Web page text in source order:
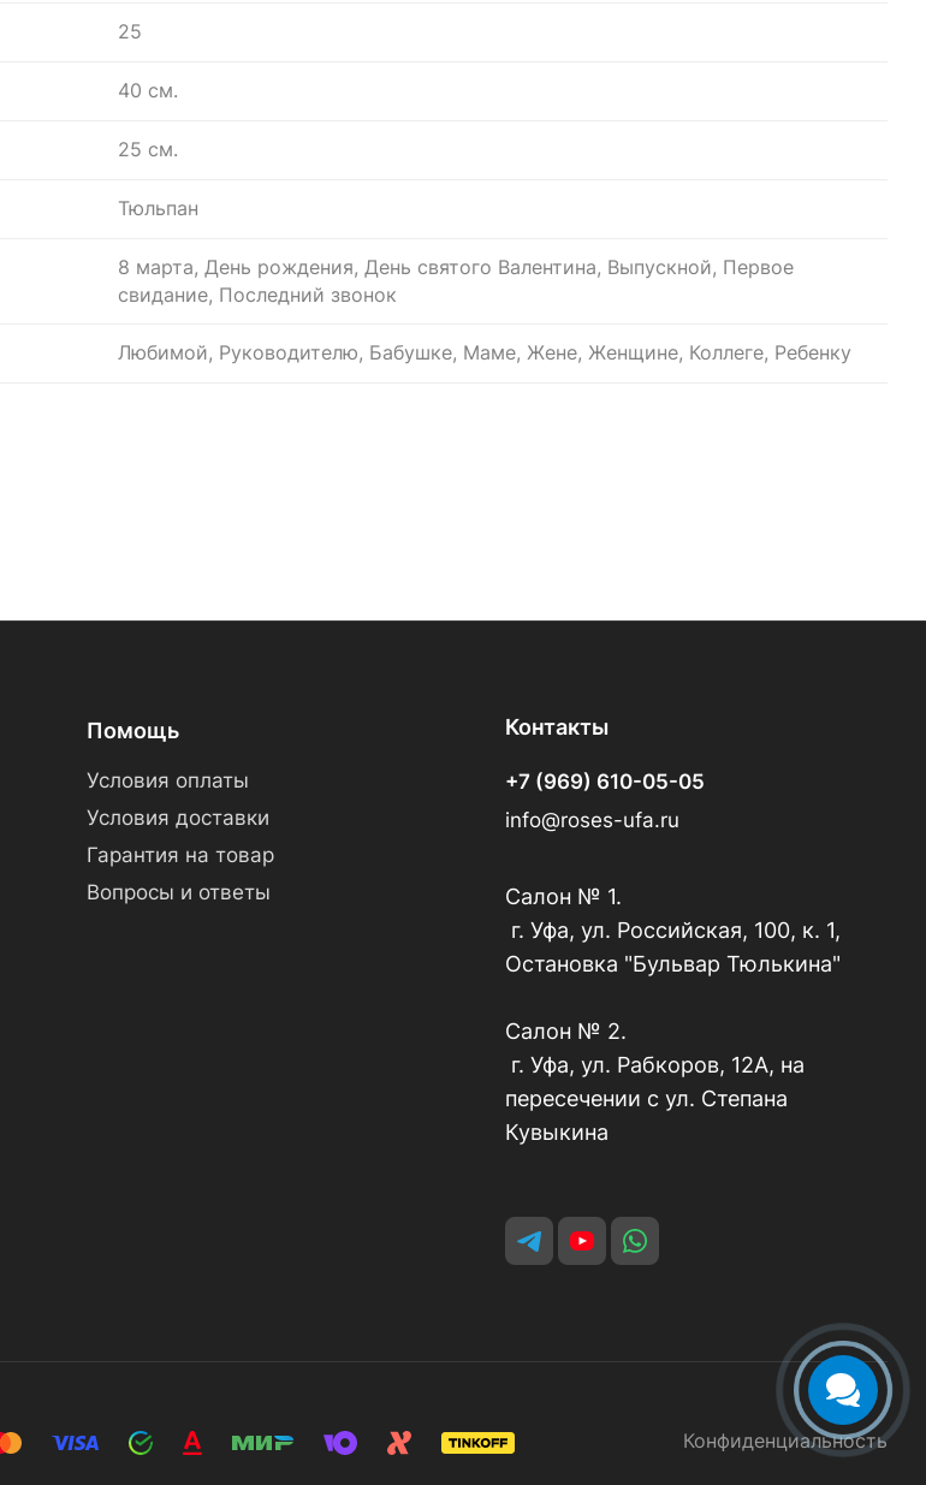
25
40 см.
25 см.
Тюльпан
8 марта, День рождения, День святого Валентина, Выпускной, Первое
свидание, Последний звонок
Любимой, Руководителю, Бабушке, Маме, Жене, Женщине, Коллеге, Ребенку
Помощь
Условия оплаты
Условия доставки
Гарантия на товар
Вопросы и ответы
Контакты
+7 (969) 610-05-05
info@roses-ufa.ru
Салон № 1.
г. Уфа, ул. Российская, 100, к. 1,
Остановка "Бульвар Тюлькина"
Салон № 2.
г. Уфа, ул. Рабкоров, 12А, на
пересечении с ул. Степана
Кувыкина
Конфиденциальность